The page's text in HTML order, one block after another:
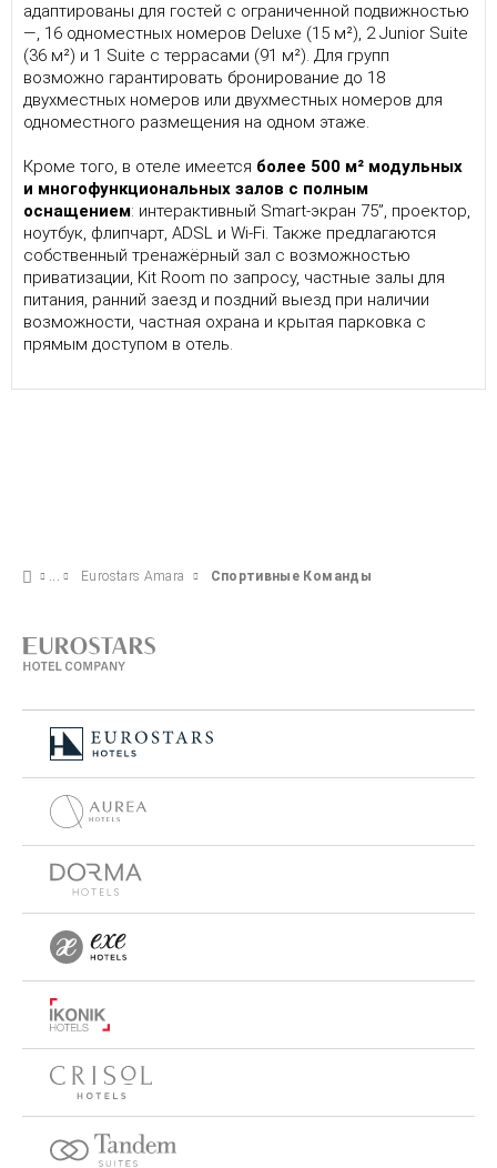
адаптированы для гостей с ограниченной подвижностью
—, 16 одноместных номеров Deluxe (15 м²), 2 Junior Suite
(36 м²) и 1 Suite с террасами (91 м²). Для групп
возможно гарантировать бронирование до 18
двухместных номеров или двухместных номеров для
одноместного размещения на одном этаже.
Кроме того, в отеле имеется более 500 м² модульных
и многофункциональных залов с полным
оснащением: интерактивный Smart-экран 75”, проектор,
ноутбук, флипчарт, ADSL и Wi-Fi. Также предлагаются
собственный тренажёрный зал с возможностью
приватизации, Kit Room по запросу, частные залы для
питания, ранний заезд и поздний выезд при наличии
возможности, частная охрана и крытая парковка с
прямым доступом в отель.
Eurostars Amara Спортивные Команды